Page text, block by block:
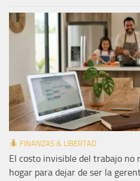
FINANZAS & LIBERTAD
El costo invisible del trabajo no
hogar para dejar de ser la